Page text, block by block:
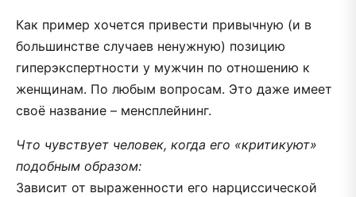
Как пример хочется привести привычную (и в
большинстве случаев ненужную) позицию
гиперэкспертности у мужчин по отношению к
женщинам. По любым вопросам. Это даже имеет
своё название – менсплейнинг.
Что чувствует человек, когда его «критикуют»
подобным образом:
Зависит от выраженности его нарциссической